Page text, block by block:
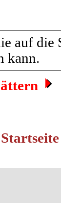
auf die
kann.
Startseite